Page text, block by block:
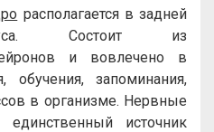
располагается в задней
Состоит из
и вовлечено в
обучения, запоминания,
в организме. Нервные
источник